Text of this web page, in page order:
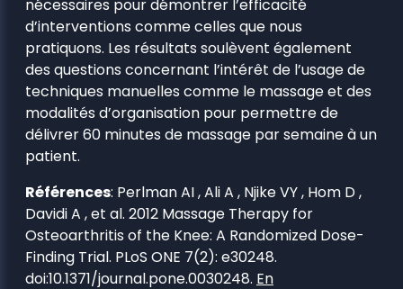
nécessaires pour démontrer l’efficacité
d’interventions comme celles que nous
pratiquons. Les résultats soulèvent également
des questions concernant l’intérêt de l’usage de
techniques manuelles comme le massage et des
modalités d’organisation pour permettre de
délivrer 60 minutes de massage par semaine à un
patient.
Références: Perlman AI , Ali A , Njike VY , Hom D ,
Davidi A , et al. 2012 Massage Therapy for
Osteoarthritis of the Knee: A Randomized Dose-
Finding Trial. PLoS ONE 7(2): e30248.
doi:10.1371/journal.pone.0030248. En